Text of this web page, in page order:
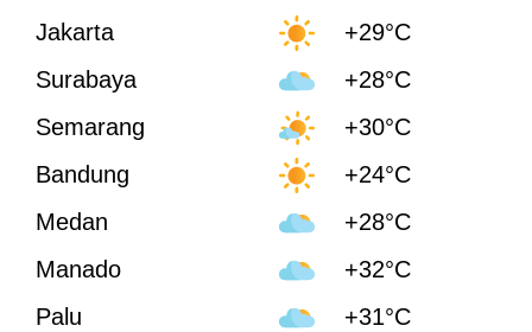
Jakarta
+29°C
Surabaya
+28°C
Semarang
+30°C
Bandung
+24°C
Medan
+28°C
Manado
+32°C
Palu
+31°C